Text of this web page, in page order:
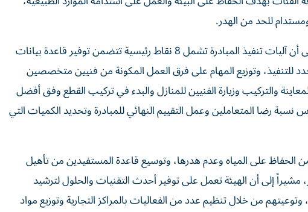
للحد من الهدر.
وأشار راشد المرزوقي، مدير إدارة الإعلام والاتصال بالهيئة، إلى أن آليات تنفيذ المبادرة تشمل 8 نقاط رئيسية تتضمن توفير قاعدة بيانات
للتنفيذ، وتوزيع المهام على فرق العمل المكونة من فنيين متخصصين
والتركيب وزيارة الفنيين للمنازل والبدء في تركيب القطع وفق أفضل
رضا المتعاملين وعمل التقييم النهائي للمبادرة وتحديد الكميات التي
على المياه وعدم هدرها، وتوسيع قاعدة المستفيدين من تأهيل
مشيراً إلى أن الهيئة تعمل على توفير أحدث التقنيات والحلول لترشيد
من خلال تنظيم عدد من الفعاليات بالمراكز التجارية وتوزيع مواد